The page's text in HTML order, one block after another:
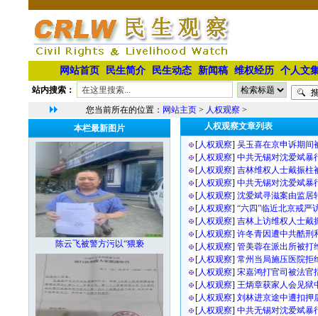
网站首页 民生简介 民生动态 新闻稿 维权经历 个人文
站内搜索：
您当前所在的位置： 网站主页 > 人权观察 >
本栏最新图片
陈云飞被警方污以“猥亵
人权观察文章列表
[人权观察] 吴玉喜在京申诉期间
[人权观察] 中共无锡对沈爱斌暴
[人权观察] 吉林维权人士戴振柱
[人权观察] 中共无锡对沈爱斌暴
[人权观察] 沈爱斌寻滋案由监居
[人权观察] “六四”临近北京戒严
[人权观察] 吉林上访维权人士戴
[人权观察] 许冬青因遭中共酷刑
[人权观察] 管美蓉在派出所被打
[人权观察] 常州当局施压医院拒
[人权观察] 宋嘉鸿打官司被法官
[人权观察] 王炳章获家人会见狱
[人权观察] 刘林进京途中遭扣押
[人权观察] 中共无锡对沈爱斌暴